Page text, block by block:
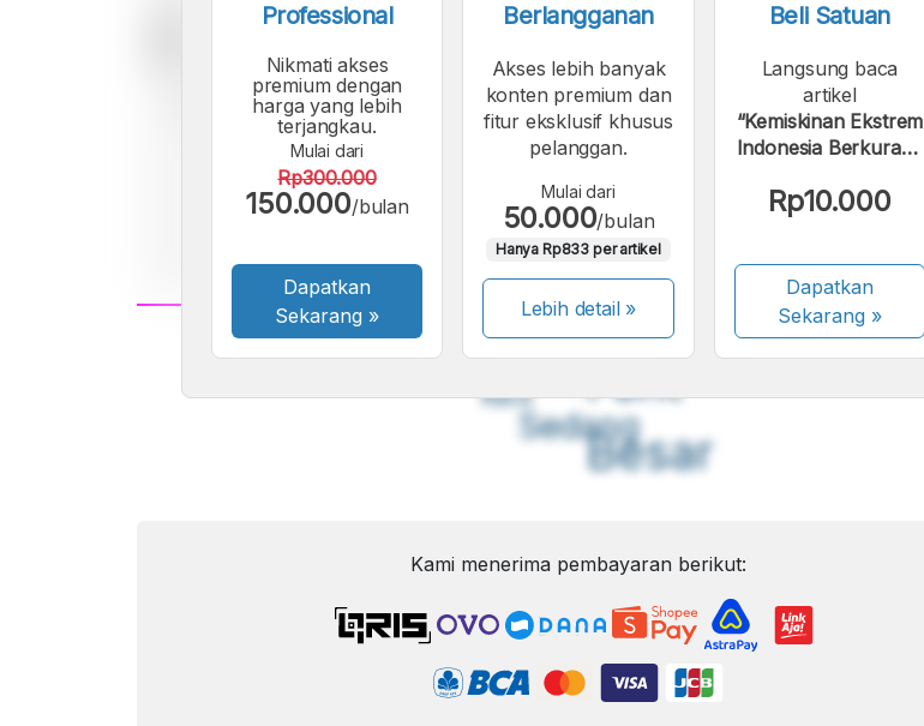
A
Font
Kecil
A
Sedang
A
Besar
Professional
Nikmati akses
premium dengan
harga yang lebih
terjangkau.
Mulai dari
Rp300.000
150.000/bulan
Dapatkan
Sekarang »
Berlangganan
Akses lebih banyak
konten premium dan
fitur eksklusif khusus
pelanggan.
Mulai dari
50.000/bulan
Hanya Rp833 per artikel
Lebih detail »
Beli Satuan
Langsung baca
artikel
“Kemiskinan Ekstrem
Indonesia Berkurang
Rp10.000
Dapatkan
Sekarang»
Kami menerima pembayaran berikut: